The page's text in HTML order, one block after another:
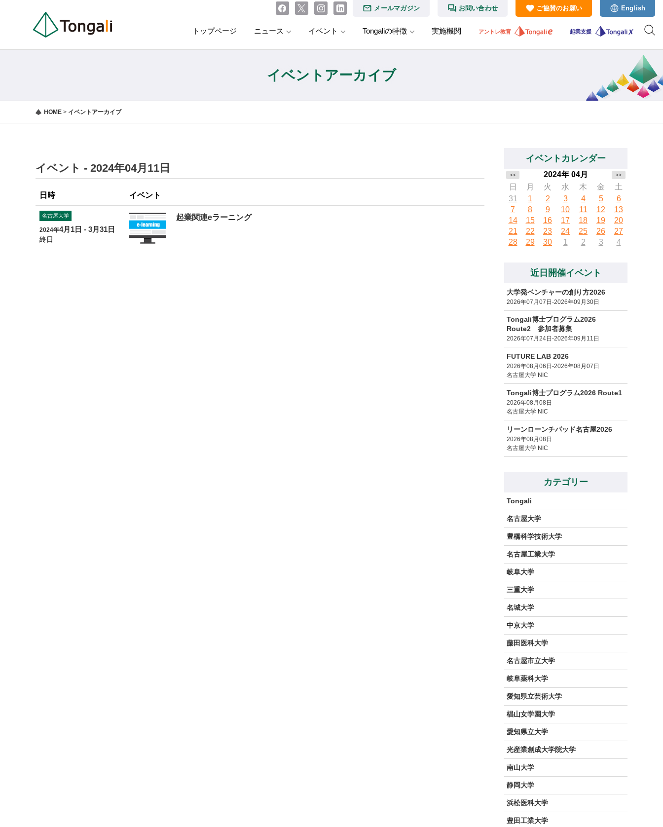
メールマガジン お問い合わせ ご協賛のお願い English
トップページ ニュース イベント Tongaliの特徴 実施機関 アントレ教育 起業支援
イベントアーカイブ
HOME > イベントアーカイブ
イベント - 2024年04月11日
日時 イベント
名古屋大学
2024年4月1日 - 3月31日
終日
起業関連eラーニング
イベントカレンダー
<< 2024年 04月 >>
日 月 火 水 木 金
土
31
1 2 3 4 5
6
7
8 9 10 11 12
13
14
15 16 17 18 19
20
21
22 23 24 25 26
27
28
29 30 1 2 3 4
近日開催イベント
大学発ベンチャーの創り方2026
2026年07月07日-2026年09月30日
Tongali博士プログラム2026
Route2 参加者募集
2026年07月24日-2026年09月11日
FUTURE LAB 2026
2026年08月06日-2026年08月07日
名古屋大学 NIC
Tongali博士プログラム2026 Route1
2026年08月08日
名古屋大学 NIC
リーンローンチパッド名古屋2026
2026年08月08日
名古屋大学 NIC
カテゴリー
Tongali
名古屋大学
豊橋科学技術大学
名古屋工業大学
岐阜大学
三重大学
名城大学
中京大学
藤田医科大学
名古屋市立大学
岐阜薬科大学
愛知県立芸術大学
椙山女学園大学
愛知県立大学
光産業創成大学院大学
南山大学
静岡大学
浜松医科大学
豊田工業大学